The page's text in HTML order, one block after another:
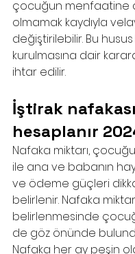
çocuğun menfaatine
olmamak kaydıyla
değiştirilebilir. Bu husus
kurulmasına dair
ihtar edilir.
İştirak
hesaplanır
Nafaka miktarı,
ile ana ve babanın
ve ödeme güçleri
belirlenir. Nafaka
belirlenmesinde
de göz önünde
Nafaka her ay peşin